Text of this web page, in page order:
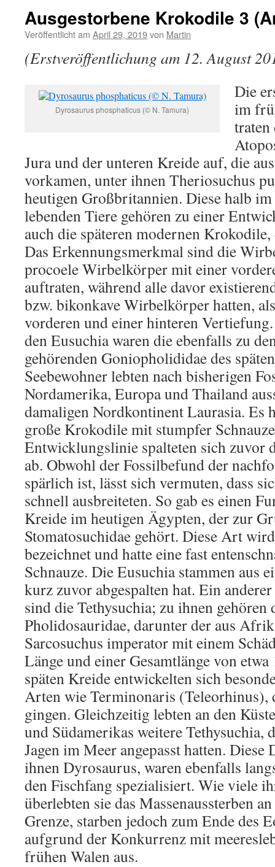
Ausgestorbene Krokodile 3
Veröffentlicht am April 29, 2019von Martin
(Erstveröffentlichung am 12. August
Dyrosaurus phosphaticus (© N. Tamura)
Die
im
traten
Jura und der unteren Kreide auf, die
vorkamen, unter ihnen Theriosuchus
heutigen Großbritannien. Diese halb
lebenden Tiere gehören zu einer
auch die späteren modernen
Das Erkennungsmerkmal sind die
procoele Wirbelkörper mit einer
auftraten, während alle davor
bzw. bikonkave Wirbelkörper hatten,
vorderen und einer hinteren
den Eusuchia waren die ebenfalls zu
gehörenden Goniopholididae des
Seebewohner lebten nach bisherigen
Nordamerika, Europa und Thailand
damaligen Nordkontinent Laurasia. Es
große Krokodile mit stumpfer
Entwicklungslinie spalteten sich zuvor
ab. Obwohl der Fossilbefund der
spärlich ist, lässt sich vermuten, dass
schnell ausbreiteten. So gab es einen
Kreide im heutigen Ägypten, der zur
Stomatosuchidae gehört. Diese Art
bezeichnet und hatte eine fast
Schnauze. Die Eusuchia stammen aus
kurz zuvor abgespalten hat. Ein
sind die Tethysuchia; zu ihnen gehören
Pholidosauridae, darunter der aus
Sarcosuchus imperator mit einem
Länge und einer Gesamtlänge von
späten Kreide entwickelten sich
Arten wie Terminonaris (Teleorhinus),
gingen. Gleichzeitig lebten an den
und Südamerikas weitere Tethysuchia,
Jagen im Meer angepasst hatten.
ihnen Dyrosaurus, waren ebenfalls
den Fischfang spezialisiert. Wie viele
überlebten sie das Massenaussterben
Grenze, starben jedoch zum Ende des
aufgrund der Konkurrenz mit
frühen Walen aus.